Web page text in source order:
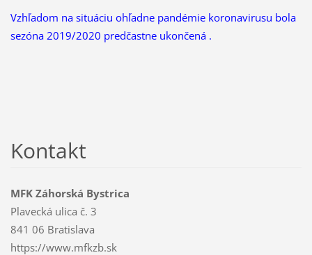
Vzhľadom na situáciu ohľadne pandémie koronavirusu bola
sezóna 2019/2020 predčastne ukončená .
Kontakt
MFK Záhorská Bystrica
Plavecká ulica č. 3
841 06 Bratislava
https://www.mfkzb.sk